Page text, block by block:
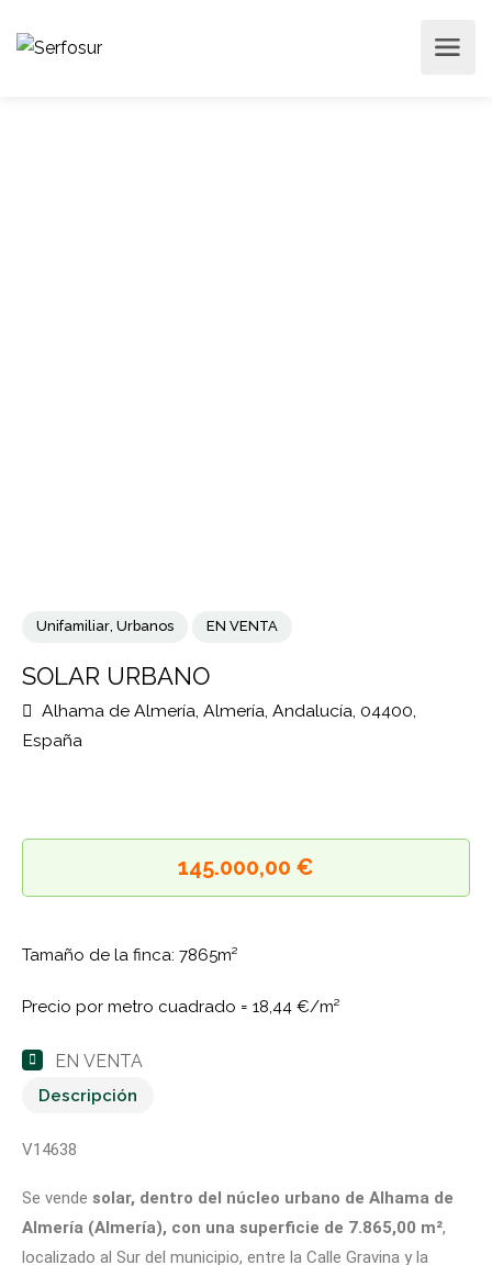
Unifamiliar, Urbanos
SOLAR URBANO
145.000,00 €
Tamaño de la finca: 7865m²
Precio por metro cuadrado = 18,44 €/m²
EN VENTA
Descripción
V14638
Se vende solar, dentro del núcleo urbano de Alhama de
Almería (Almería), con una superficie de 7.865,00 m²,
localizado al Sur del municipio, entre la Calle Gravina y la